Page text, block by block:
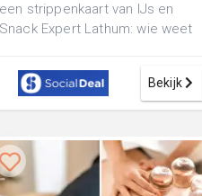
een strippenkaart van IJs en
Snack Expert Lathum: wie weet
favoriet...
Bekijk